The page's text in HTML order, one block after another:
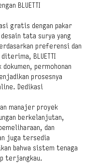
BLUETTI
gratis dengan pakar
desain tata surya yang
preferensi dan
BLUETTI
permohonan
prosesnya
Dedikasi
manajer proyek
berkelanjutan,
dan
juga tersedia
bahwa sistem tenaga
terjangkau.